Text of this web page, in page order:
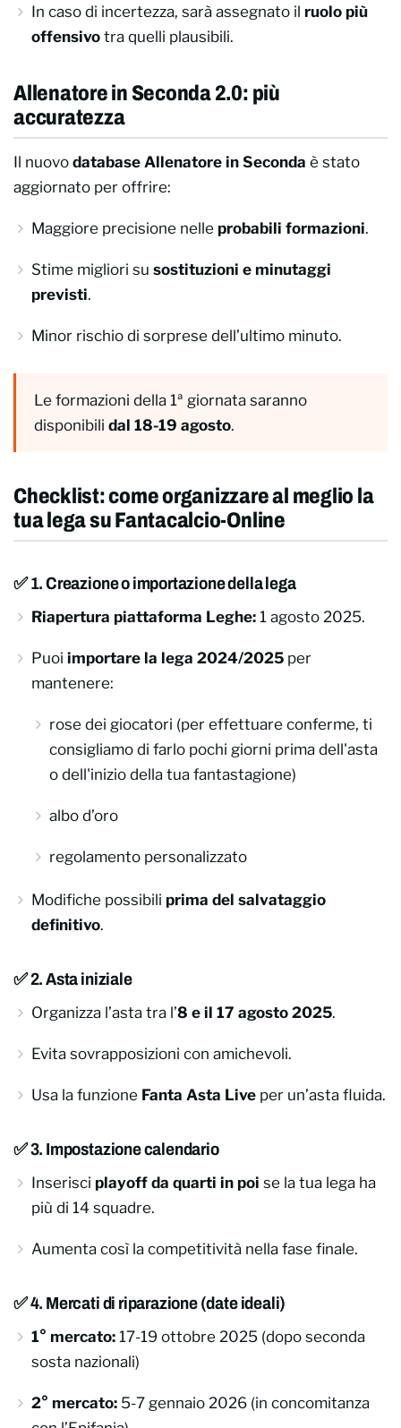
In caso di incertezza, sarà assegnato il ruolo più
offensivo tra quelli plausibili.
Allenatore in Seconda 2.0: più
accuratezza
Il nuovo database Allenatore in Seconda è stato
aggiornato per offrire:
Maggiore precisione nelle probabili formazioni.
Stime migliori su sostituzioni e minutaggi
previsti.
Minor rischio di sorprese dell’ultimo minuto.
Le formazioni della 1ª giornata saranno
disponibili dal 18-19 agosto.
Checklist: come organizzare al meglio la
tua lega su Fantacalcio-Online
✅ 1. Creazione o importazione della lega
Riapertura piattaforma Leghe: 1 agosto 2025.
Puoi importare la lega 2024/2025 per
mantenere:
rose dei giocatori (per effettuare conferme, ti
consigliamo di farlo pochi giorni prima dell'asta
o dell'inizio della tua fantastagione)
albo d’oro
regolamento personalizzato
Modifiche possibili prima del salvataggio
definitivo.
✅ 2. Asta iniziale
Organizza l’asta tra l’8 e il 17 agosto 2025.
Evita sovrapposizioni con amichevoli.
Usa la funzione Fanta Asta Live per un’asta fluida.
✅ 3. Impostazione calendario
Inserisci playoff da quarti in poi se la tua lega ha
più di 14 squadre.
Aumenta così la competitività nella fase finale.
✅ 4. Mercati di riparazione (date ideali)
1° mercato: 17-19 ottobre 2025 (dopo seconda
sosta nazionali)
2° mercato: 5-7 gennaio 2026 (in concomitanza